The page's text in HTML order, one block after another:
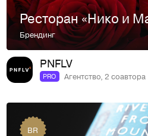
Брендинг
PNFLV
PRO Агентство, 2 соавтора
BR